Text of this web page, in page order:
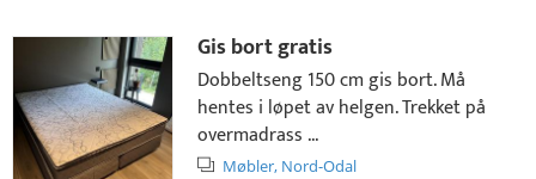
Gis bort gratis
Dobbeltseng 150 cm gis bort. Må
hentes i løpet av helgen. Trekket på
overmadrass ...
Møbler, Nord-Odal